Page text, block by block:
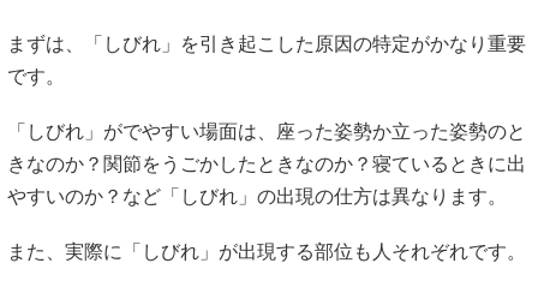
まずは、「しびれ」を引き起こした原因の特定がかなり重要
です。
「しびれ」がでやすい場面は、座った姿勢か立った姿勢のと
きなのか？関節をうごかしたときなのか？寝ているときに出
やすいのか？など「しびれ」の出現の仕方は異なります。
また、実際に「しびれ」が出現する部位も人それぞれです。